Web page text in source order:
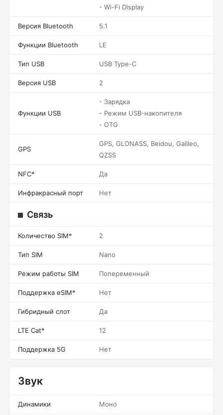
- Wi-Fi Display
Версия Bluetooth 5.1
Функции Bluetooth LE
Тип USB USB Type-C
Версия USB 2
Функции USB
- Зарядка
- Режим USB-накопителя
- OTG
GPS
GPS, GLONASS, Beidou, Galileo,
QZSS
NFC* Да
Инфракрасный порт Нет
Связь
Количество SIM* 2
Тип SIM Nano
Режим работы SIM Попеременный
Поддержка eSIM* Нет
Гибридный слот Да
LTE Cat* 12
Поддержка 5G Нет
Звук
Динамики Моно